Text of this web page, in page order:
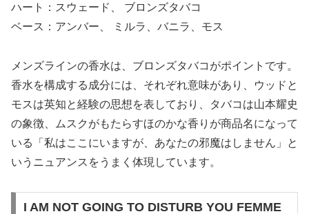
ハート：スウェード、 ブロンズタバコ
ベース：アンバー、 ミルラ、バニラ、モス
メンズラインの香水は、ブロンズタバコがポイントです。
香水を構成する成分には、それぞれ意味があり、ウッドと
モスは英知と経験の思想を表しており、タバコは山本耀史
の象徴、ムスクがもたらすほのかな香りが商品名になって
いる「私はここにいますが、あなたの邪魔はしません」と
いうニュアンスをうまく体現しています。
I AM NOT GOING TO DISTURB YOU FEMME